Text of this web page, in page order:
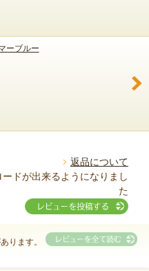
ーブルー
返品について
ドが出来るようになりまし
た
ります。